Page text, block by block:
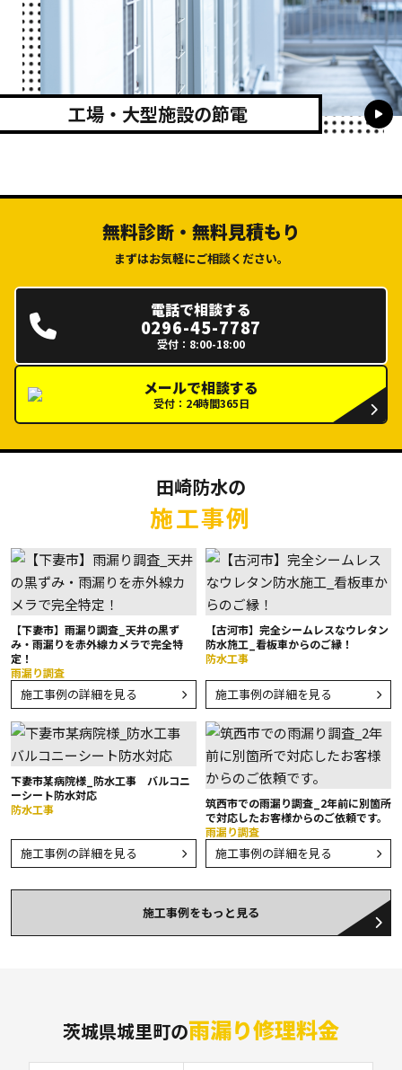
工場・大型施設の節電
無料診断・無料見積もり
まずはお気軽にご相談ください。
電話で相談する
0296-45-7787
受付：8:00-18:00
メールで相談する
受付：24時間365日
田崎防水の
施工事例
【下妻市】雨漏り調査_天井の黒ず
み・雨漏りを赤外線カメラで完全特
定！
雨漏り調査
施工事例の詳細を見る
【古河市】完全シームレスなウレタン
防水施工_看板車からのご縁！
防水工事
施工事例の詳細を見る
下妻市某病院様_防水工事 バルコニ
ーシート防水対応
防水工事
施工事例の詳細を見る
筑西市での雨漏り調査_2年前に別箇所
で対応したお客様からのご依頼です。
雨漏り調査
施工事例の詳細を見る
施工事例をもっと見る
茨城県城里町の雨漏り修理料金